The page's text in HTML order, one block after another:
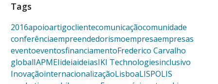
Tags
2016apoioartigoclientecomunicaçãocomunidade
conferênciaempreendedorismoempresaempresas
eventoeventosfinanciamentoFrederico Carvalho
globalIAPMEIideiaideiasIKI Technologiesinclusivo
InovaçãointernacionalizaçãoLisboaLISPOLIS